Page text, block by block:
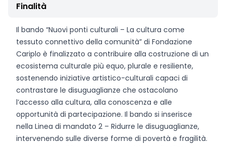
Finalità
Il bando “Nuovi ponti culturali – La cultura come
tessuto connettivo della comunità” di Fondazione
Cariplo è finalizzato a contribuire alla costruzione di un
ecosistema culturale più equo, plurale e resiliente,
sostenendo iniziative artistico-culturali capaci di
contrastare le disuguaglianze che ostacolano
l’accesso alla cultura, alla conoscenza e alle
opportunità di partecipazione. Il bando si inserisce
nella Linea di mandato 2 – Ridurre le disuguaglianze,
intervenendo sulle diverse forme di povertà e fragilità.